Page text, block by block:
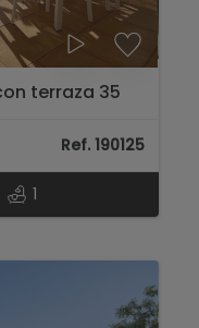
terraza 35
Ref. 190125
1